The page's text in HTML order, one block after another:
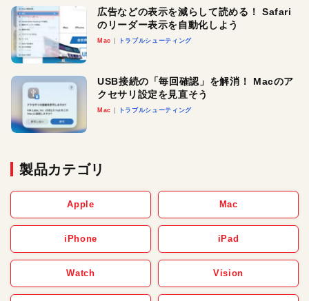
広告などの表示を減らして読める！ Safari
のリーダー表示を自動化しよう
Mac トラブルシューティング
USB接続の「毎回確認」を解消！ Macのア
クセサリ設定を見直そう
Mac トラブルシューティング
製品カテゴリ
Apple Mac
iPhone iPad
Watch Vision